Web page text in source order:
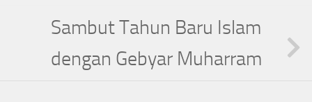
Sambut Tahun Baru Islam
dengan Gebyar Muharram